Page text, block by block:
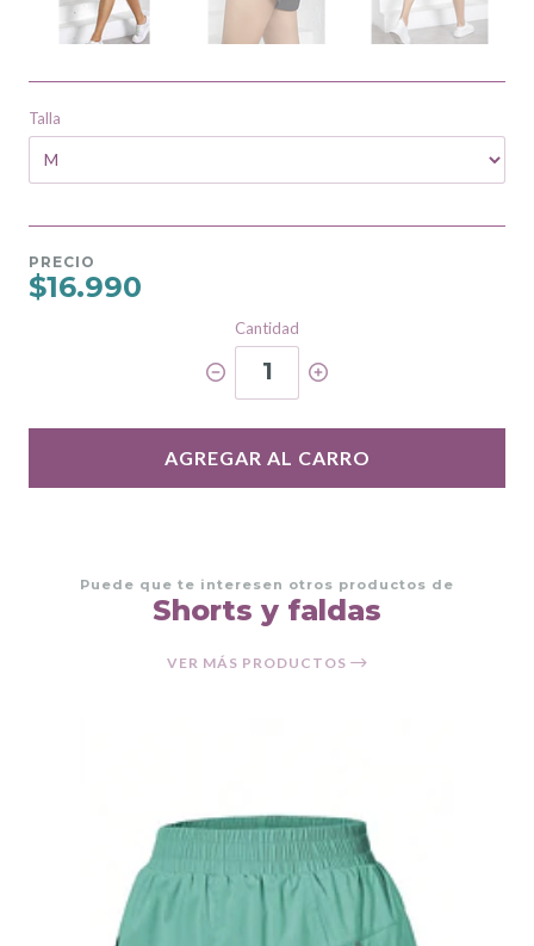
Talla
PRECIO
$16.990
Cantidad
1
AGREGAR AL CARRO
Puede que te interesen otros productos de
Shorts y faldas
VER MÁS PRODUCTOS